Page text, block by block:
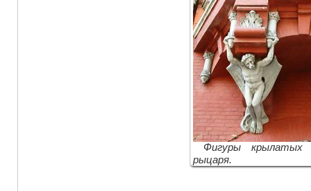
Фигуры крылатых
рыцаря.